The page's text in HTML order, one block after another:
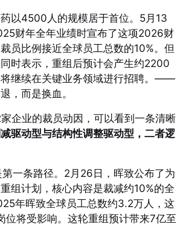
以4500人的规模居于首位。5月13
财年全年业绩时宣布了这项2026财
员比例接近全球员工总数的10%。 但
时表示，重组后预计会产生约2200
继续在关键业务领域进行招聘。 ——
，而是换血。
企业的裁员动因，可以看到一条清晰
驱动型与结构性调整驱动型，二者逻
一条路径。2月26日，晖致公布了为
组计划，核心内容是裁减约10%的全
年晖致全球员工总数约3.2万人，这
将受影响。 这轮重组预计带来7亿至